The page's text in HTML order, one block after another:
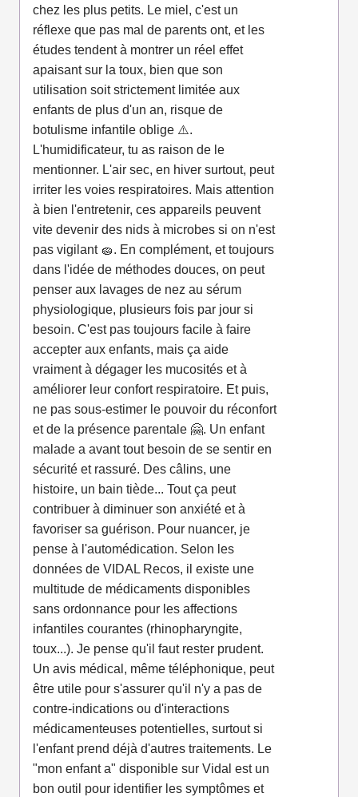
chez les plus petits. Le miel, c'est un
réflexe que pas mal de parents ont, et les
études tendent à montrer un réel effet
apaisant sur la toux, bien que son
utilisation soit strictement limitée aux
enfants de plus d'un an, risque de
botulisme infantile oblige ⚠️.
L'humidificateur, tu as raison de le
mentionner. L'air sec, en hiver surtout, peut
irriter les voies respiratoires. Mais attention
à bien l'entretenir, ces appareils peuvent
vite devenir des nids à microbes si on n'est
pas vigilant 🧽. En complément, et toujours
dans l'idée de méthodes douces, on peut
penser aux lavages de nez au sérum
physiologique, plusieurs fois par jour si
besoin. C'est pas toujours facile à faire
accepter aux enfants, mais ça aide
vraiment à dégager les mucosités et à
améliorer leur confort respiratoire. Et puis,
ne pas sous-estimer le pouvoir du réconfort
et de la présence parentale 🤗. Un enfant
malade a avant tout besoin de se sentir en
sécurité et rassuré. Des câlins, une
histoire, un bain tiède... Tout ça peut
contribuer à diminuer son anxiété et à
favoriser sa guérison. Pour nuancer, je
pense à l'automédication. Selon les
données de VIDAL Recos, il existe une
multitude de médicaments disponibles
sans ordonnance pour les affections
infantiles courantes (rhinopharyngite,
toux...). Je pense qu'il faut rester prudent.
Un avis médical, même téléphonique, peut
être utile pour s'assurer qu'il n'y a pas de
contre-indications ou d'interactions
médicamenteuses potentielles, surtout si
l'enfant prend déjà d'autres traitements. Le
"mon enfant a" disponible sur Vidal est un
bon outil pour identifier les symptômes et